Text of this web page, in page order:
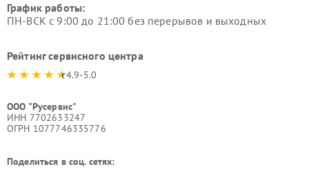
График работы:
ПН-ВСК с 9:00 до 21:00 без перерывов и выходных
Рейтинг сервисного центра
4.9-5.0
ООО "Русервис"
ИНН 7702633247
ОГРН 1077746335776
Поделиться в соц. сетях: